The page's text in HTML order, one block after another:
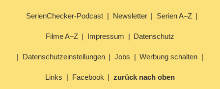
SerienChecker-Podcast Newsletter Serien A–Z
Filme A–Z Impressum Datenschutz
Datenschutzeinstellungen Jobs Werbung schalten
Links Facebook zurück nach oben